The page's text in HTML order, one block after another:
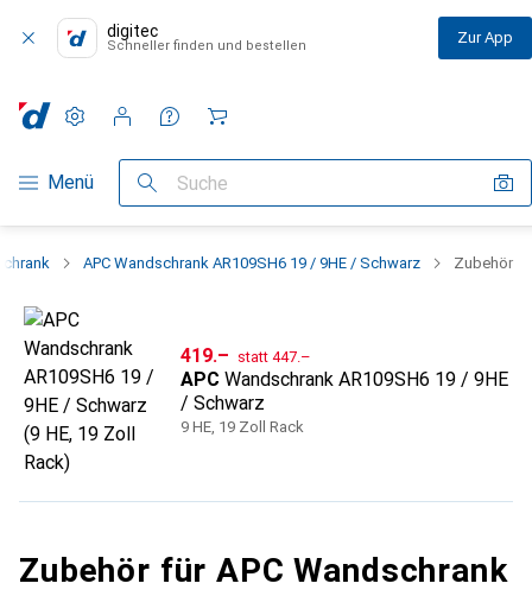
digitec
Schneller finden und bestellen Zur App
Navigation nach Kategorien
Menü Suche
Einstellungen
Kundenkonto
Vergleichslisten
Merklisten
Warenkorb
APC Wandschrank AR109SH6 19 / 9HE / Schwarz Zubehör
CHF
419.– stattCHF
447.–
APC Wandschrank AR109SH6 19 / 9HE
/ Schwarz
9 HE, 19 Zoll Rack
Zubehör für APC Wandschrank